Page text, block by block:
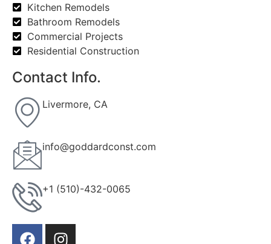
Kitchen Remodels
Bathroom Remodels
Commercial Projects
Residential Construction
Contact Info.
Livermore, CA
info@goddardconst.com
+1 (510)-432-0065